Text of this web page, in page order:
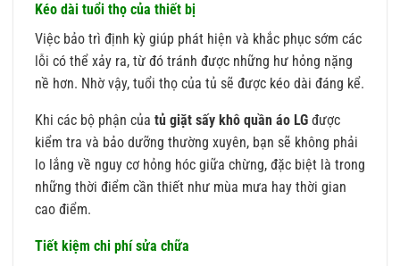
Kéo dài tuổi thọ của thiết bị
Việc bảo trì định kỳ giúp phát hiện và khắc phục sớm các
lỗi có thể xảy ra, từ đó tránh được những hư hỏng nặng
nề hơn. Nhờ vậy, tuổi thọ của tủ sẽ được kéo dài đáng kể.
Khi các bộ phận của tủ giặt sấy khô quần áo LG được
kiểm tra và bảo dưỡng thường xuyên, bạn sẽ không phải
lo lắng về nguy cơ hỏng hóc giữa chừng, đặc biệt là trong
những thời điểm cần thiết như mùa mưa hay thời gian
cao điểm.
Tiết kiệm chi phí sửa chữa